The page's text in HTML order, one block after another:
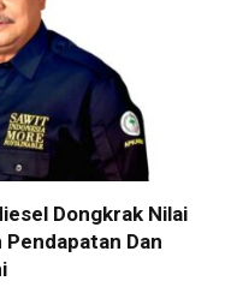
Dongkrak Nilai
Dan